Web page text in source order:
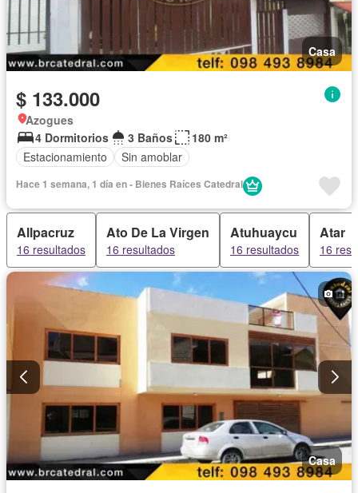
Casa
$ 133.000
Azogues
4 Dormitorios
3 Baños
180 m²
Estacionamiento
Sin amoblar
Hace 1 semana, 1 día en - Bienes Raíces Catedral
Allpacruz
16 resultados
Ato De La Virgen
16 resultados
Atuhuaycu
16 resultados
Atar
16
Casa